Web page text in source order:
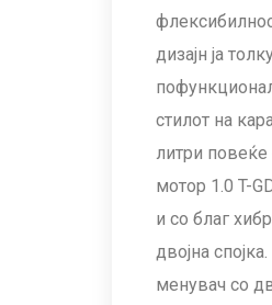
дизајн ја
стилот на
литри повеќе
мотор 1.0 T-
и со благ
двојна
менувач со